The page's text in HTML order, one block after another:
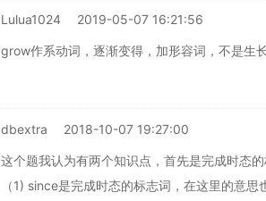
Lulua1024 2019-05-07 16:21:56
grow作系动词，逐渐变得，加形容词，不是生
dbextra 2018-10-07 19:27:00
这个题我认为有两个知识点，首先是完成时态
（1) since是完成时态的标志词，在这里的意